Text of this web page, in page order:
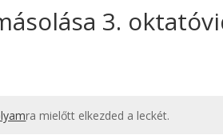
3.
ra mielőtt elkezded a leckét.